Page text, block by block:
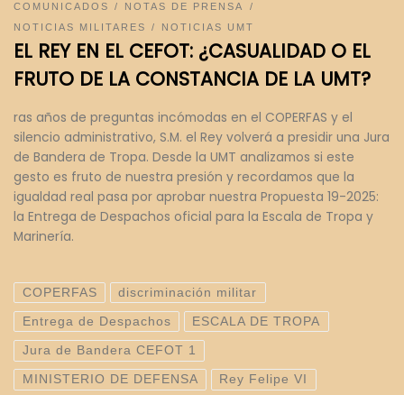
COMUNICADOS
NOTAS DE PRENSA
NOTICIAS MILITARES
NOTICIAS UMT
EL REY EN EL CEFOT: ¿CASUALIDAD O EL
FRUTO DE LA CONSTANCIA DE LA UMT?
ras años de preguntas incómodas en el COPERFAS y el
silencio administrativo, S.M. el Rey volverá a presidir una Jura
de Bandera de Tropa. Desde la UMT analizamos si este
gesto es fruto de nuestra presión y recordamos que la
igualdad real pasa por aprobar nuestra Propuesta 19-2025:
la Entrega de Despachos oficial para la Escala de Tropa y
Marinería.
COPERFAS discriminación militar
Entrega de Despachos ESCALA DE TROPA
Jura de Bandera CEFOT 1
MINISTERIO DE DEFENSA Rey Felipe VI